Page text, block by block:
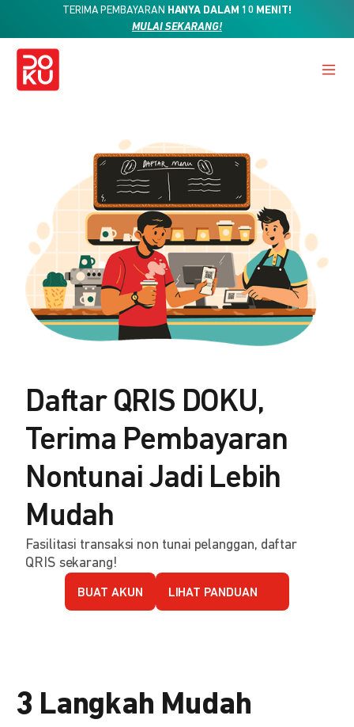
TERIMA PEMBAYARAN HANYA DALAM 10 MENIT!
MULAI SEKARANG!
Daftar QRIS DOKU,
Terima Pembayaran
Nontunai Jadi Lebih
Mudah
Fasilitasi transaksi non tunai pelanggan, daftar
QRIS sekarang!
BUAT AKUN LIHAT PANDUAN
3 Langkah Mudah